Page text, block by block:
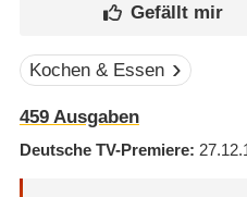
Kochen & Essen
459 Ausgaben
Deutsche TV-Premiere